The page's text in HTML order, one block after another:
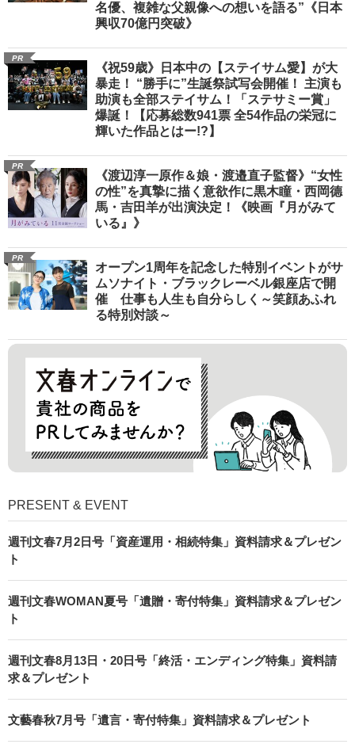
名優、複雑な父親像への想いを語る”《日本
興収70億円突破》
PR
《祝59歳》日本中の【ステイサム愛】が大
暴走！ “勝手に”生誕祭試写会開催！ 主演も
助演も全部ステイサム！「ステサミー賞」
爆誕！【応募総数941票 全54作品の栄冠に
輝いた作品とはー!?】
PR
《渡辺淳一原作＆娘・渡邉直子監督》“女性
の性”を真摯に描く意欲作に黒木瞳・西岡德
馬・吉田羊が出演決定！《映画『月がみて
いる』》
PR
オープン1周年を記念した特別イベントがサ
ムソナイト・ブラックレーベル銀座店で開
催 仕事も人生も自分らしく～笑顔あふれ
る特別対談～
PRESENT & EVENT
週刊文春7月2日号「資産運用・相続特集」資料請求＆プレゼン
ト
週刊文春WOMAN夏号「遺贈・寄付特集」資料請求＆プレゼン
ト
週刊文春8月13日・20日号「終活・エンディング特集」資料請
求＆プレゼント
文藝春秋7月号「遺言・寄付特集」資料請求＆プレゼント